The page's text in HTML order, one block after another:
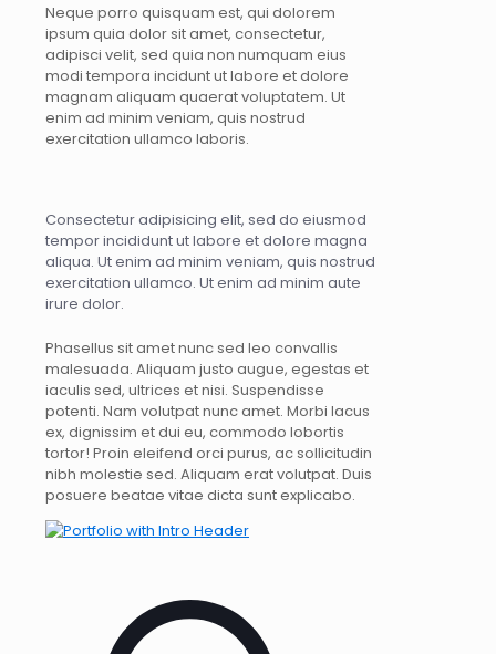
Neque porro quisquam est, qui dolorem
ipsum quia dolor sit amet, consectetur,
adipisci velit, sed quia non numquam eius
modi tempora incidunt ut labore et dolore
magnam aliquam quaerat voluptatem. Ut
enim ad minim veniam, quis nostrud
exercitation ullamco laboris.
Consectetur adipisicing elit, sed do eiusmod
tempor incididunt ut labore et dolore magna
aliqua. Ut enim ad minim veniam, quis nostrud
exercitation ullamco. Ut enim ad minim aute
irure dolor.
Phasellus sit amet nunc sed leo convallis
malesuada. Aliquam justo augue, egestas et
iaculis sed, ultrices et nisi. Suspendisse
potenti. Nam volutpat nunc amet. Morbi lacus
ex, dignissim et dui eu, commodo lobortis
tortor! Proin eleifend orci purus, ac sollicitudin
nibh molestie sed. Aliquam erat volutpat. Duis
posuere beatae vitae dicta sunt explicabo.